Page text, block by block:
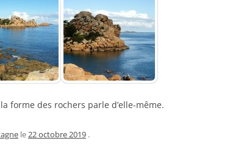
DE L’AUTEUR
: LES LIENS
: À PROPOS…
forme des rochers parle d’elle-même.
le22 octobre 2019 .